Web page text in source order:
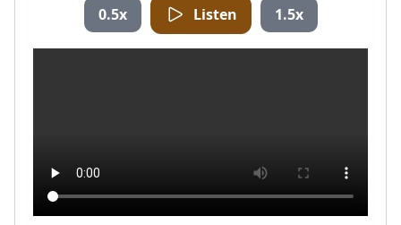
0.5x Listen 1.5x